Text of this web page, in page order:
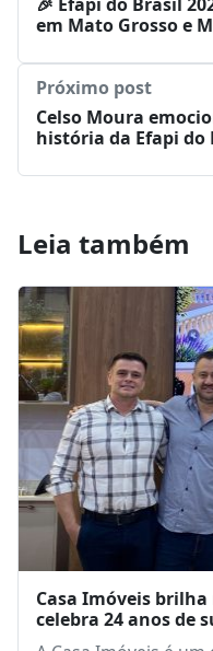
em Mato Grosso e
Próximo post
Celso Moura
história da Efapi do
Leia também
Casa Imóveis brilha
celebra 24 anos de